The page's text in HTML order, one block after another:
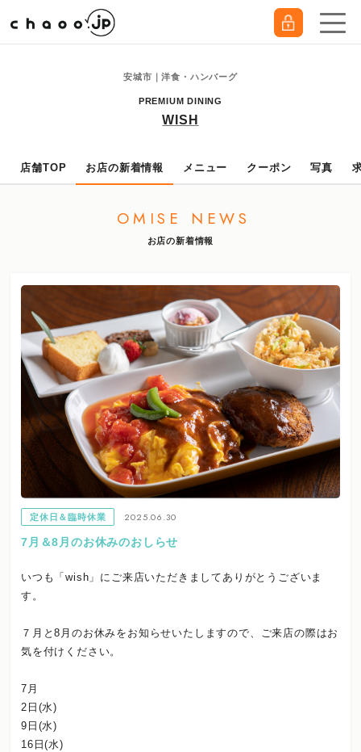
安城市｜洋食・ハンバーグ
PREMIUM DINING
WISH
店舗TOP お店の新着情報 メニュー クーポン 写真
OMISE NEWS
お店の新着情報
定休日＆臨時休業
2025.06.30
7月＆8月のお休みのおしらせ
いつも「wish」にご来店いただきましてありがとうございま
す。
７月と8月のお休みをお知らせいたしますので、ご来店の際はお
気を付けください。
7月
2日(水)
9日(水)
16日(水)